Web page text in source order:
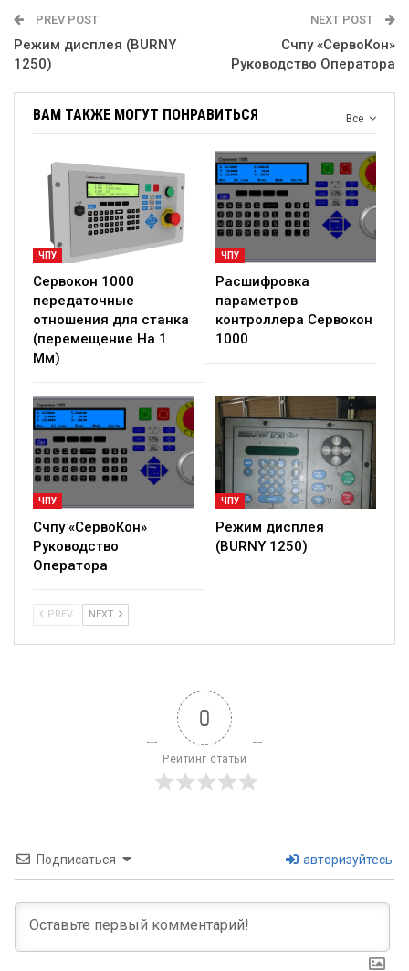
PREV POST
Режим дисплея (BURNY
1250)
NEXT POST
Счпу «СервоКон»
Руководство Оператора
Все
ВАМ ТАКЖЕ МОГУТ ПОНРАВИТЬСЯ
ЧПУ
Сервокон 1000
передаточные
отношения для станка
(перемещение На 1
Мм)
ЧПУ
Расшифровка
параметров
контроллера Сервокон
1000
ЧПУ
Счпу «СервоКон»
Руководство
Оператора
ЧПУ
Режим дисплея
(BURNY 1250)
PREV NEXT
0
Рейтинг статьи
Подписаться авторизуйтесь